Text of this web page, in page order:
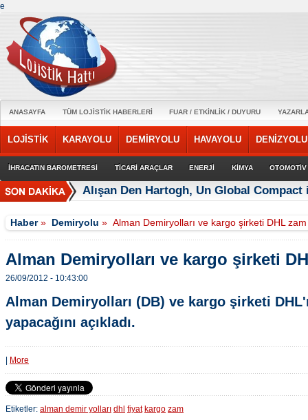
e
ANASAYFA TÜM LOJİSTİK HABERLERİ FUAR / ETKİNLİK / DUYURU
LOJİSTİK KARAYOLU DEMİRYOLU HAVAYOLU DENİZYOLU
İHRACATIN BAROMETRESİ TİCARİ ARAÇLAR ENERJİ KİMYA OTOMOTİV
Alışan Den Hartogh, Un Global Compact
Haber» Demiryolu »Alman Demiryolları ve kargo şirketi DHL
Alman Demiryolları ve kargo şirketi
26/09/2012 - 10:43:00
Alman Demiryolları (DB) ve kargo şirketi
yapacağını açıkladı.
More
Etiketler: alman demir yolları dhl fiyat kargo zam